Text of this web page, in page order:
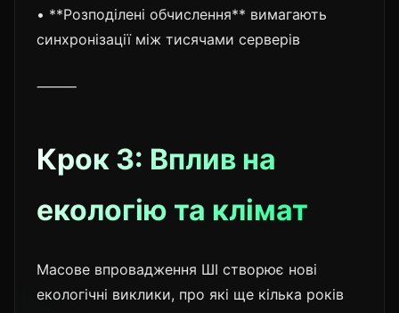
• **Розподілені обчислення** вимагають
синхронізації між тисячами серверів
⸻
Крок 3: Вплив на
екологію та клімат
Масове впровадження ШІ створює нові
екологічні виклики, про які ще кілька років